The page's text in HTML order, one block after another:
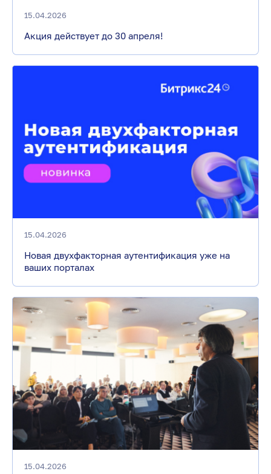
15.04.2026
Акция действует до 30 апреля!
15.04.2026
Новая двухфакторная аутентификация уже на
ваших порталах
15.04.2026